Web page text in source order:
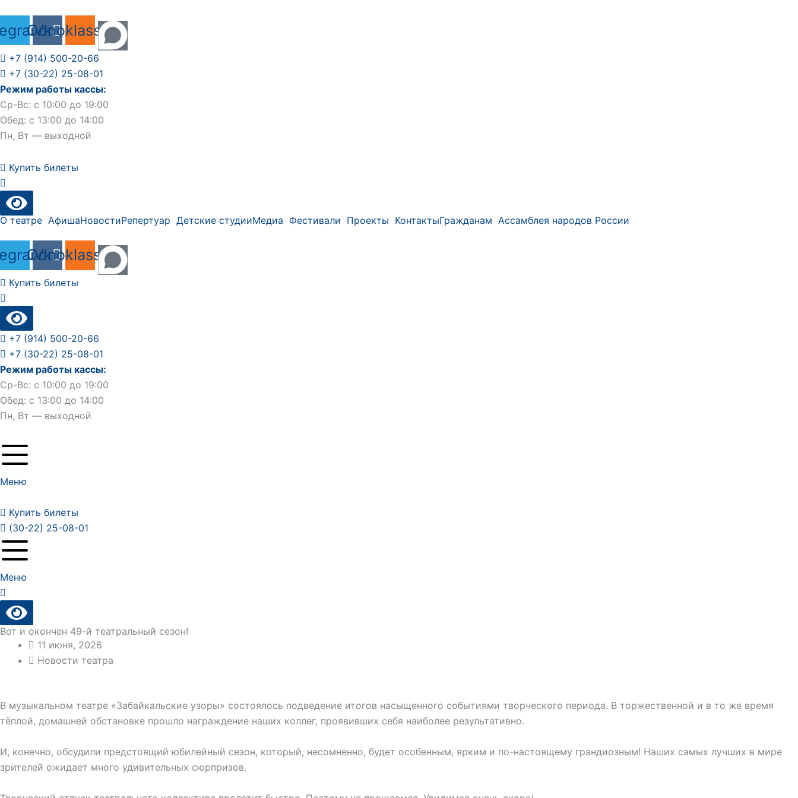
содержимому
Vk
Odnoklassniki
+7 (914) 500-20-66
+7 (30-22) 25-08-01
Режим работы кассы:
Ср-Вс: с 10:00 до 19:00
Обед: с 13:00 до 14:00
Пн, Вт — выходной
Купить билеты
О театре АфишаНовостиРепертуар Детские студииМедиа Фестивали Проекты КонтактыГражданам Ассамблея народов России
Vk
Odnoklassniki
Купить билеты
+7 (914) 500-20-66
+7 (30-22) 25-08-01
Режим работы кассы:
Ср-Вс: с 10:00 до 19:00
Обед: с 13:00 до 14:00
Пн, Вт — выходной
Меню
Купить билеты
(30-22) 25-08-01
Меню
Вот и окончен 49-й театральный сезон!
11 июня, 2026
Новости театра
В музыкальном театре «Забайкальские узоры» состоялось подведение итогов насыщенного событиями творческого периода. В торжественной и в то же время
тёплой, домашней обстановке прошло награждение наших коллег, проявивших себя наиболее результативно.
И, конечно, обсудили предстоящий юбилейный сезон, который, несомненно, будет особенным, ярким и по-настоящему грандиозным! Наших самых лучших в мире
зрителей ожидает много удивительных сюрпризов.